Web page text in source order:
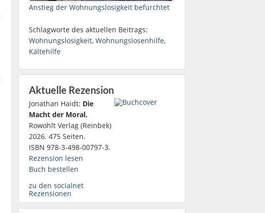
Anstieg der Wohnungslosigkeit befürchtet
Schlagworte des aktuellen Beitrags:
Wohnungslosigkeit, Wohnungslosenhilfe,
Kältehilfe
Aktuelle Rezension
Jonathan Haidt: Die
Macht der Moral.
Rowohlt Verlag (Reinbek)
2026. 475 Seiten.
ISBN 978-3-498-00797-3.
Rezension lesen
Buch bestellen
zu den socialnet
Rezensionen